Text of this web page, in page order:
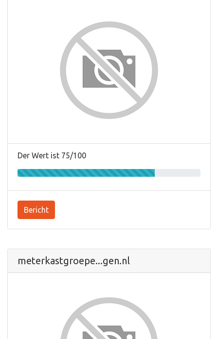
Der Wert ist 75/100
Bericht
meterkastgroepe...gen.nl